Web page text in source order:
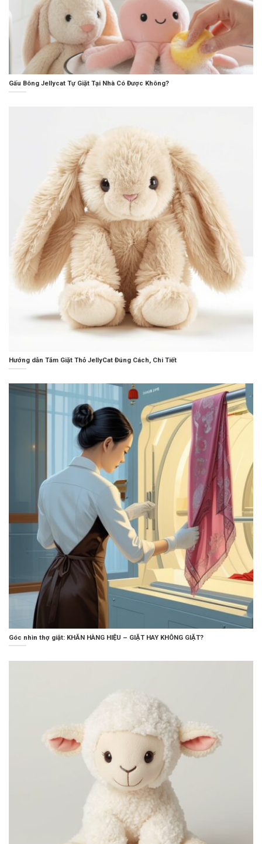
Gấu Bông Jellycat Tự Giặt Tại Nhà Có Được Không?
Hướng dẫn Tắm Giặt Thỏ JellyCat Đúng Cách, Chi Tiết
Góc nhìn thợ giặt: KHĂN HÀNG HIỆU – GIẶT HAY KHÔNG GIẶT?